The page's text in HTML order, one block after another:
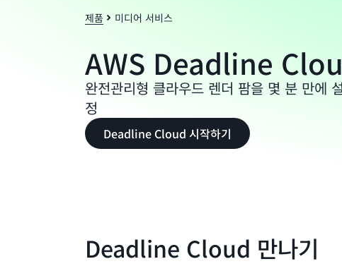
제품 미디어 서비스
AWS Deadline
완전관리형 클라우드 렌더 팜을 몇 분 만에
정
Deadline Cloud 시작하기
Deadline Cloud 만나기